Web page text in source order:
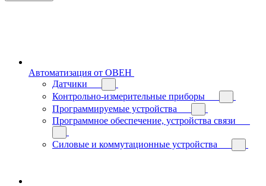
Автоматизация от ОВЕН
Датчики
Контрольно-измерительные приборы
Программируемые устройства
Программное обеспечение, устройства связи
Силовые и коммутационные устройства